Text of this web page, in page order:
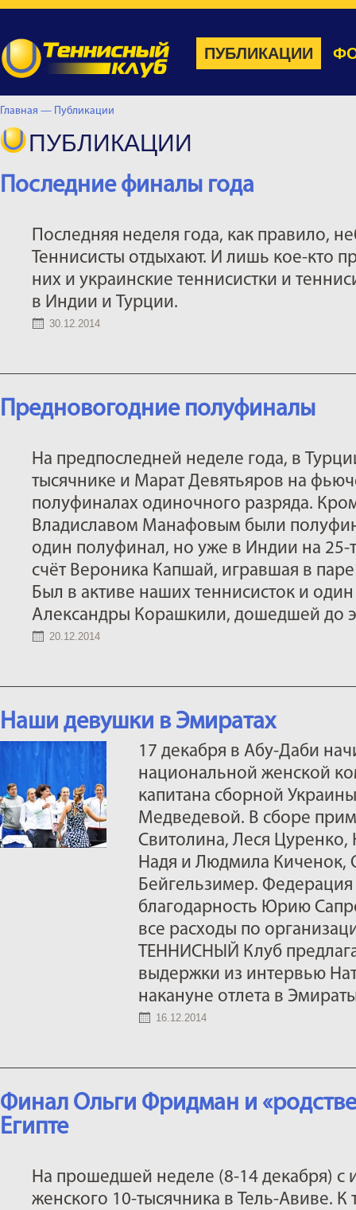
ПУБЛИКАЦИИ
Главная — Публикации
ПУБЛИКАЦИИ
Последние финалы года
Последняя неделя года, как правило,
Теннисисты отдыхают. И лишь кое-кто
них и украинские теннисистки и
в Индии и Турции.
30.12.2014
Предновогодние полуфиналы
На предпоследней неделе года, в
тысячнике и Марат Девятьяров на
полуфиналах одиночного разряда.
Владиславом Манафовым были
один полуфинал, но уже в Индии на 25-
счёт Вероника Капшай, игравшая в
Был в активе наших теннисисток и
Александры Корашкили, дошедшей до
20.12.2014
Наши девушки в Эмиратах
17 декабря в Абу-Даби
национальной женской
капитана сборной
Медведевой. В сборе
Свитолина, Леся Цуренко,
Надя и Людмила Киченок,
Бейгельзимер.
благодарность Юрию
все расходы по
ТЕННИСНЫЙ Клуб
выдержки из интервью
накануне отлета в
16.12.2014
Финал Ольги Фридман и
Египте
На прошедшей неделе (8-14 декабря) с
женского 10-тысячника в Тель-Авиве.